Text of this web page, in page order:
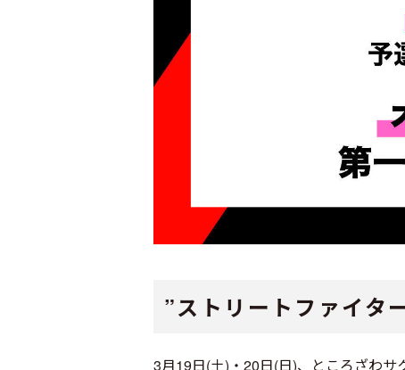
”ストリートファイタ
3月19日(土)・20日(日)、ところざわサ